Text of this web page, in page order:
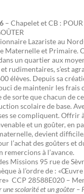
– Chapelet et CB :
Lazariste au
Maternelle et Primaire.
un quartier aux
rudimentaires, s’est
élèves. Depuis sa
de maintenir les frais
sorte que chacun de
scolaire de base.
se compliquent. Offrir
et un goûter, en
devient
l’achat des goûters et
remercions à l’avance.
Missions 95 rue de
à l’ordre de :
CCP 28588E020 –
une scolarité et un goûter –